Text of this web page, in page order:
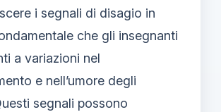
i segnali di disagio in
che gli insegnanti
a variazioni nel
e nell’umore degli
segnali possono